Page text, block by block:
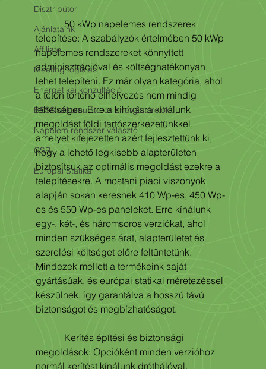
Disztribútor
Ajánlataink
Affiliate
Meeting foglalás
Energetikai konzultáció
BESS akkumulátoros energiatárolók
Napelem rendszer választó
CSR
Európai Statika
50 kWp napelemes rendszerek
telepítése: A szabályzók értelmében 50 kWp
napelemes rendszereket könnyített
adminisztrációval és költséghatékonyan
lehet telepíteni. Ez már olyan kategória, ahol
a tetőn történő elhelyezés nem mindig
lehetséges. Erre a kihívásra kínálunk
megoldást földi tartószerkezetünkkel,
amelyet kifejezetten azért fejlesztettünk ki,
hogy a lehető legkisebb alapterületen
biztosítsuk az optimális megoldást ezekre a
telepítésekre. A mostani piaci viszonyok
alapján sokan keresnek 410 Wp-es, 450 Wp-
es és 550 Wp-es paneleket. Erre kínálunk
egy-, két-, és háromsoros verziókat, ahol
minden szükséges árat, alapterületet és
szerelési költséget előre feltüntetünk.
Mindezek mellett a termékeink saját
gyártásúak, és európai statikai méretezéssel
készülnek, így garantálva a hosszú távú
biztonságot és megbízhatóságot.
Kerítés építési és biztonsági
megoldások: Opcióként minden verzióhoz
normál kerítést kínálunk dróthálóval,